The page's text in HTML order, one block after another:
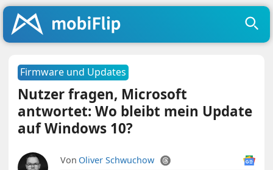
Firmware und Updates
Nutzer fragen, Microsoft
antwortet: Wo bleibt mein Update
auf Windows 10?
Von Oliver Schwuchow